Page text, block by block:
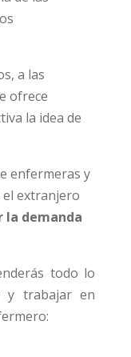
a las
ofrece
la idea de
enfermeras y
el extranjero
la demanda
todo lo
y trabajar en